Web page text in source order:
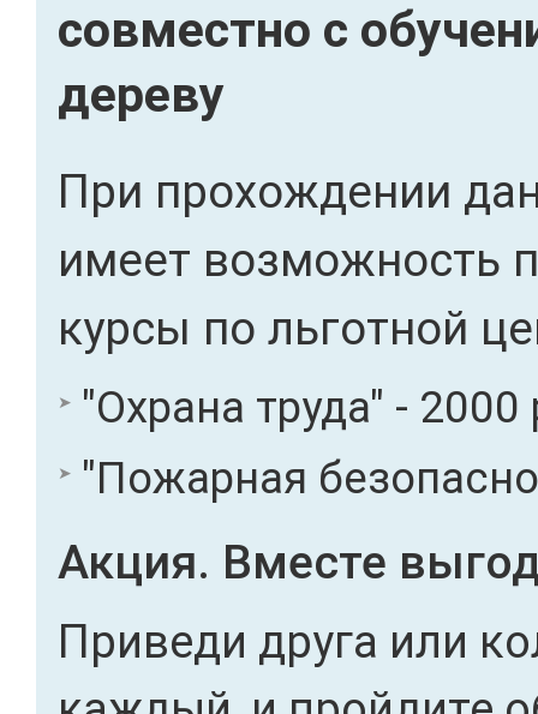
совместно с
дереву
При прохождении
имеет возможность
курсы по льготной
"Охрана труда" - 2000
"Пожарная
Акция. Вместе
Приведи друга или